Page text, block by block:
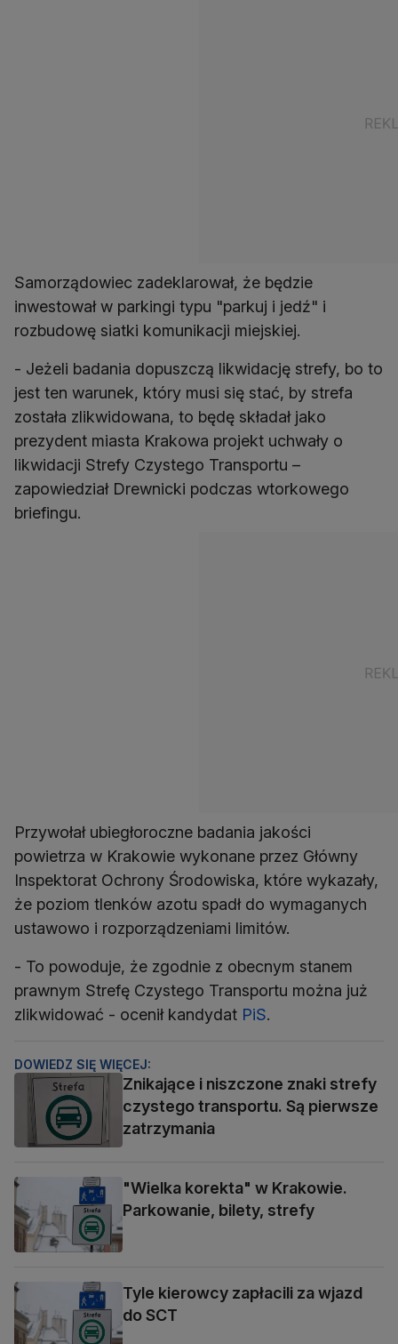
Samorządowiec zadeklarował, że będzie
inwestował w parkingi typu "parkuj i jedź" i
rozbudowę siatki komunikacji miejskiej.
- Jeżeli badania dopuszczą likwidację strefy, bo to
jest ten warunek, który musi się stać, by strefa
została zlikwidowana, to będę składał jako
prezydent miasta Krakowa projekt uchwały o
likwidacji Strefy Czystego Transportu –
zapowiedział Drewnicki podczas wtorkowego
briefingu.
Przywołał ubiegłoroczne badania jakości
powietrza w Krakowie wykonane przez Główny
Inspektorat Ochrony Środowiska, które wykazały,
że poziom tlenków azotu spadł do wymaganych
ustawowo i rozporządzeniami limitów.
- To powoduje, że zgodnie z obecnym stanem
prawnym Strefę Czystego Transportu można już
zlikwidować - ocenił kandydat PiS.
DOWIEDZ SIĘ WIĘCEJ:
Znikające i niszczone znaki strefy
czystego transportu. Są pierwsze
zatrzymania
"Wielka korekta" w Krakowie.
Parkowanie, bilety, strefy
Tyle kierowcy zapłacili za wjazd
do SCT